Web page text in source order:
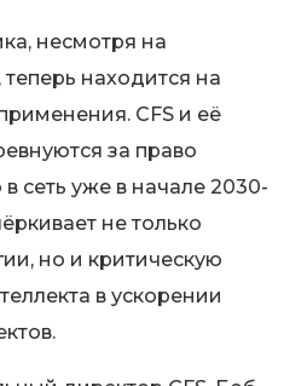
несмотря на
находится на
CFS и её
за право
сеть уже в начале 2030-
не только
но и критическую
в ускорении